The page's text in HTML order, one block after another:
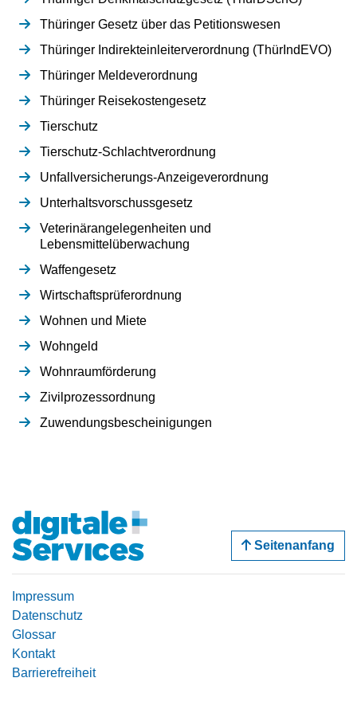
Thüringer Gesetz über das Petitionswesen
Thüringer Indirekteinleiterverordnung (ThürIndEVO)
Thüringer Meldeverordnung
Thüringer Reisekostengesetz
Tierschutz
Tierschutz-Schlachtverordnung
Unfallversicherungs-Anzeigeverordnung
Unterhaltsvorschussgesetz
Veterinärangelegenheiten und
Lebensmittelüberwachung
Waffengesetz
Wirtschaftsprüferordnung
Wohnen und Miete
Wohngeld
Wohnraumförderung
Zivilprozessordnung
Zuwendungsbescheinigungen
Seitenanfang
Impressum
Datenschutz
Glossar
Kontakt
Barrierefreiheit